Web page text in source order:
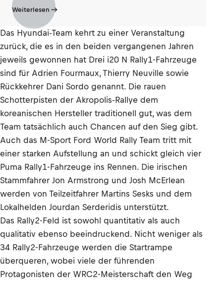
Weiterlesen
Das Hyundai-Team kehrt zu einer Veranstaltung
zurück, die es in den beiden vergangenen Jahren
jeweils gewonnen hat Drei i20 N Rally1-Fahrzeuge
sind für Adrien Fourmaux, Thierry Neuville sowie
Rückkehrer Dani Sordo genannt. Die rauen
Schotterpisten der Akropolis-Rallye dem
koreanischen Hersteller traditionell gut, was dem
Team tatsächlich auch Chancen auf den Sieg gibt.
Auch das M-Sport Ford World Rally Team tritt mit
einer starken Aufstellung an und schickt gleich vier
Puma Rally1-Fahrzeuge ins Rennen. Die irischen
Stammfahrer Jon Armstrong und Josh McErlean
werden von Teilzeitfahrer Martins Sesks und dem
Lokalhelden Jourdan Serderidis unterstützt.
Das Rally2-Feld ist sowohl quantitativ als auch
qualitativ ebenso beeindruckend. Nicht weniger als
34 Rally2-Fahrzeuge werden die Startrampe
überqueren, wobei viele der führenden
Protagonisten der WRC2-Meisterschaft den Weg